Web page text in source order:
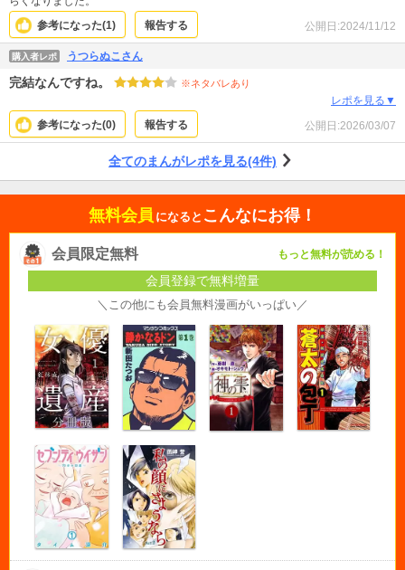
参考になった(1) 報告する 公開日:2024/11/12
購入者レポ うつらぬこさん
完結なんですね。 ※ネタバレあり
レポを見る▼
参考になった(0) 報告する 公開日:2026/03/07
全てのまんがレポを見る(4件)
無料会員 になると こんなにお得！
会員限定無料 もっと無料が読める！
会員登録で無料増量
＼この他にも会員無料漫画がいっぱい／